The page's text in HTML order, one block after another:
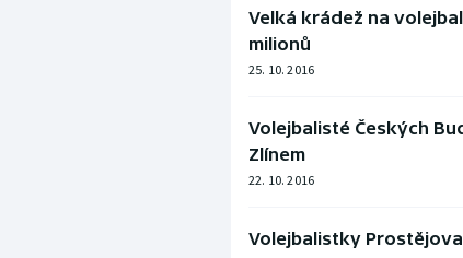
Velká krádež na
milionů
25. 10. 2016
Volejbalisté Českých
Zlínem
22. 10. 2016
Volejbalistky